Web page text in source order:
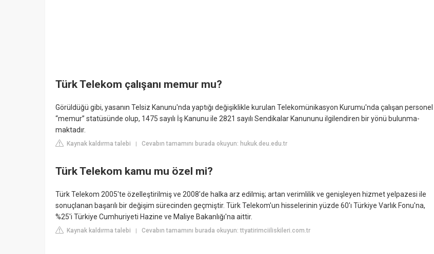
Türk Telekom çalışanı memur mu?
Görüldüğü gibi, yasanın Telsiz Kanunu'nda yaptığı değişiklikle kurulan Telekomünikasyon Kurumu'nda çalışan personel
“memur” statüsünde olup, 1475 sayılı İş Kanunu ile 2821 sayılı Sendikalar Kanununu ilgilendiren bir yönü bulunma-
maktadır.
Kaynak kaldırma talebi Cevabın tamamını burada okuyun: hukuk.deu.edu.tr
Türk Telekom kamu mu özel mi?
Türk Telekom 2005'te özelleştirilmiş ve 2008'de halka arz edilmiş; artan verimlilik ve genişleyen hizmet yelpazesi ile
sonuçlanan başarılı bir değişim sürecinden geçmiştir. Türk Telekom'un hisselerinin yüzde 60'ı Türkiye Varlık Fonu'na,
%25'i Türkiye Cumhuriyeti Hazine ve Maliye Bakanlığı'na aittir.
Kaynak kaldırma talebi Cevabın tamamını burada okuyun: ttyatirimciiliskileri.com.tr